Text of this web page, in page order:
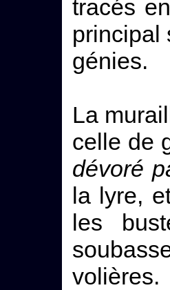
tracés
principal
génies.
La
celle de
dévoré
la lyre,
les
volières.